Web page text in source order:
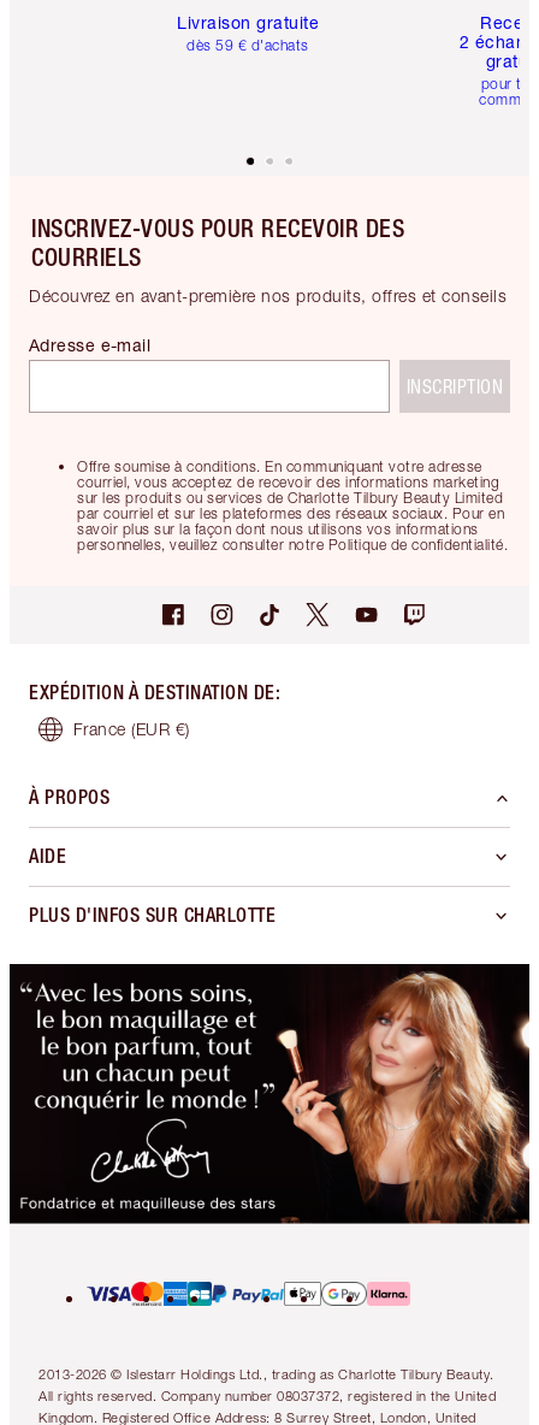
Livraison gratuite
dès 59 € d'achats
2
pour
INSCRIVEZ-VOUS POUR RECEVOIR DES
COURRIELS
Découvrez en avant-première nos produits, offres et conseils
Offre soumise à conditions. En communiquant votre adresse
courriel, vous acceptez de recevoir des informations marketing
sur les produits ou services de Charlotte Tilbury Beauty Limited
par courriel et sur les plateformes des réseaux sociaux. Pour en
savoir plus sur la façon dont nous utilisons vos informations
personnelles, veuillez consulter notre Politique de confidentialité.
Adresse e-mail
INSCRIPTION
EXPÉDITION À DESTINATION DE:
France (EUR €)
À PROPOS
AIDE
PLUS D'INFOS SUR CHARLOTTE
2013-2026 © Islestarr Holdings Ltd., trading as Charlotte Tilbury Beauty.
All rights reserved. Company number 08037372, registered in the United
Kingdom. Registered Office Address: 8 Surrey Street, London, United